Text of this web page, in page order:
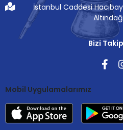
İstanbul Caddesi
Bizi
Mobil Uygulamalarımız